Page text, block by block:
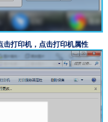
击打印机，点击打印机属性